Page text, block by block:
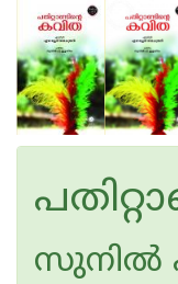
സുനില്‍